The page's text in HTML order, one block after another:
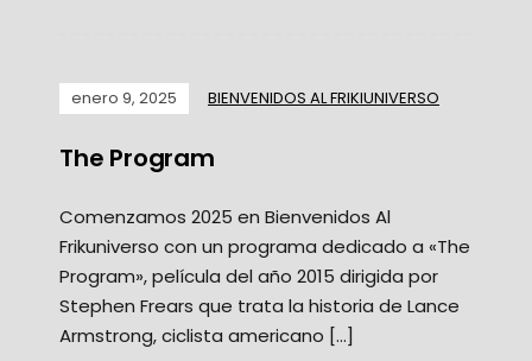
enero 9, 2025 BIENVENIDOS AL FRIKIUNIVERSO
The Program
Comenzamos 2025 en Bienvenidos Al
Frikuniverso con un programa dedicado a «The
Program», película del año 2015 dirigida por
Stephen Frears que trata la historia de Lance
Armstrong, ciclista americano […]